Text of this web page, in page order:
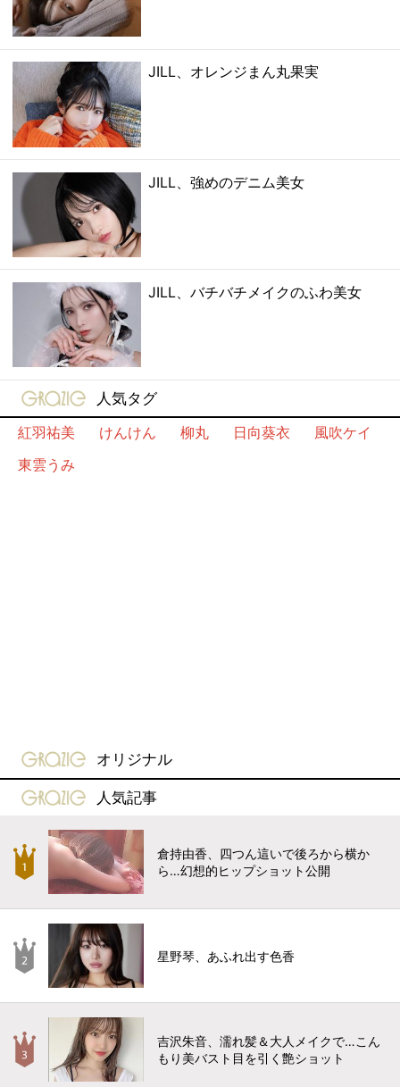
JILL、オレンジまん丸果実
JILL、強めのデニム美女
JILL、バチバチメイクのふわ美女
gravure-grazie
人気タグ
紅羽祐美
けんけん 柳丸 日向葵衣
風吹ケイ
東雲うみ
gravure-grazie
オリジナル
gravure-grazie
人気記事
倉持由香、四つん這いで後ろから横か
ら…幻想的ヒップショット公開
星野琴、あふれ出す色香
吉沢朱音、濡れ髪＆大人メイクで…こん
もり美バスト目を引く艶ショット